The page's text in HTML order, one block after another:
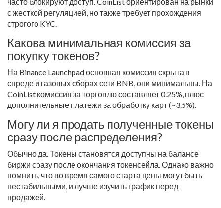
с жесткой регуляцией, но также требует прохождения
строгого KYC.
Какова минимальная комиссия за
покупку токенов?
На Binance Launchpad основная комиссия скрыта в
спреде и газовых сборах сети BNB, они минимальны. На
CoinList комиссия за торговлю составляет 0.25%, плюс
дополнительные платежи за обработку карт (~3.5%).
Могу ли я продать полученные токены
сразу после распределения?
Обычно да. Токены становятся доступны на балансе
биржи сразу после окончания токенсейла. Однако важно
помнить, что во время самого старта цены могут быть
нестабильными, и лучше изучить график перед
продажей.